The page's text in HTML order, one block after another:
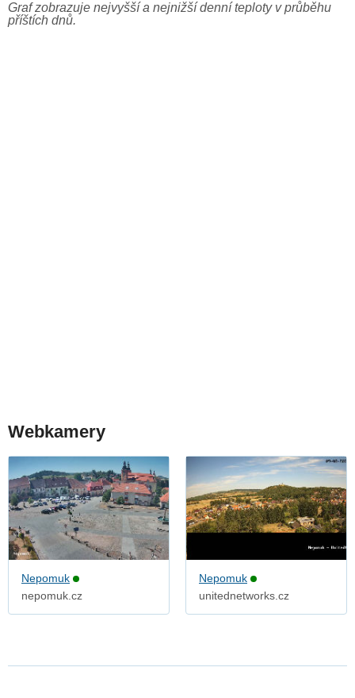
Graf zobrazuje nejvyšší a nejnižší denní teploty v průběhu
příštích dnů.
Webkamery
Nepomuk
nepomuk.cz
Nepomuk
unitednetworks.cz